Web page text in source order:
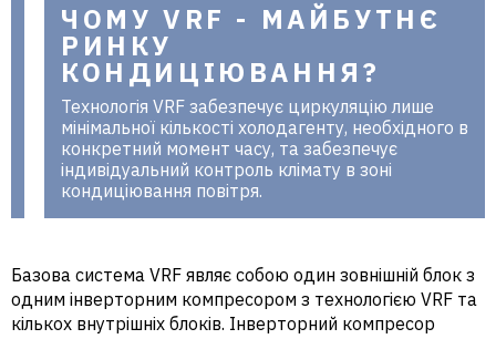
ЧОМУ VRF - МАЙБУТНЄ
РИНКУ
КОНДИЦІЮВАННЯ?
Технологія VRF забезпечує циркуляцію лише
мінімальної кількості холодагенту, необхідного в
конкретний момент часу, та забезпечує
індивідуальний контроль клімату в зоні
кондиціювання повітря.
Базова система VRF являє собою один зовнішній блок з
одним інверторним компресором з технологією VRF та
кількох внутрішніх блоків. Інверторний компресор